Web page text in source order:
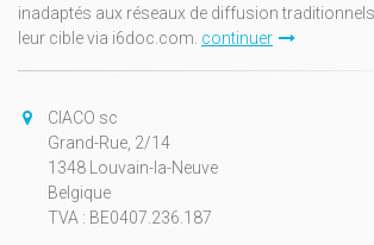
inadaptés aux réseaux de diffusion
leur cible via i6doc.com. continuer
CIACO sc
Grand-Rue, 2/14
1348 Louvain-la-Neuve
Belgique
TVA : BE0407.236.187